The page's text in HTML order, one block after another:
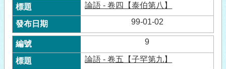
論語 - 卷四【泰伯第八】
99-01-02
9
論語 - 卷五【子罕第九】